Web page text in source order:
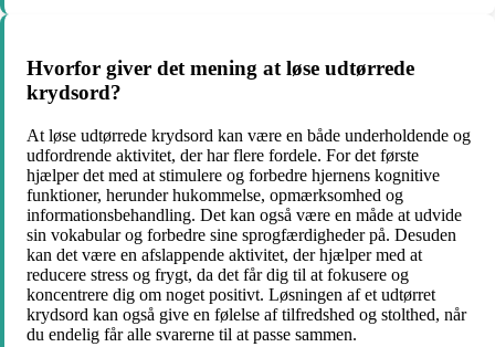
Hvorfor giver det mening at løse udtørrede
krydsord?
At løse udtørrede krydsord kan være en både underholdende og
udfordrende aktivitet, der har flere fordele. For det første
hjælper det med at stimulere og forbedre hjernens kognitive
funktioner, herunder hukommelse, opmærksomhed og
informationsbehandling. Det kan også være en måde at udvide
sin vokabular og forbedre sine sprogfærdigheder på. Desuden
kan det være en afslappende aktivitet, der hjælper med at
reducere stress og frygt, da det får dig til at fokusere og
koncentrere dig om noget positivt. Løsningen af et udtørret
krydsord kan også give en følelse af tilfredshed og stolthed, når
du endelig får alle svarerne til at passe sammen.